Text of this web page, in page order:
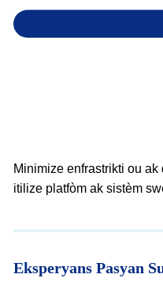
Minimize enfrastrikti ou
itilize platfòm ak sistèm
Eksperyans Pasyan